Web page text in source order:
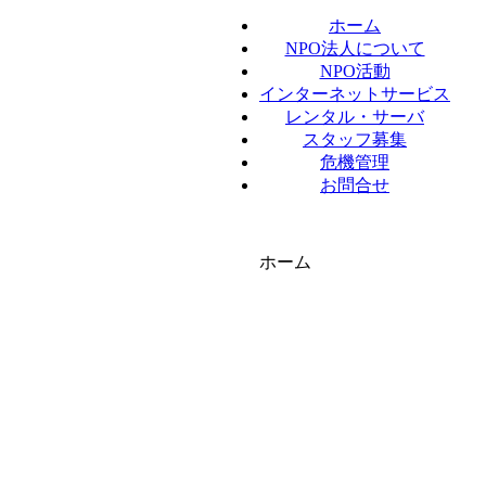
ホーム
NPO法人について
NPO活動
インターネットサービス
レンタル・サーバ
スタッフ募集
危機管理
お問合せ
ホーム